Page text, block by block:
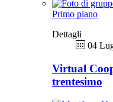
Primo piano
Dettagli
04
Virtual
trentesimo